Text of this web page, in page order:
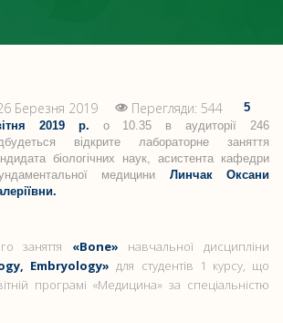
Березня 2019 Перегляди: 544
5
2019 р. о 10.35 в аудиторії 246
відкрите лабораторне заняття
біологічних наук, асистента кафедри
медицини Линчак Оксани
заняття «Bone» навчальної дисципліни
Embryology» для студентів 1 курсу, що
програмі «Медицина» за спеціальністю